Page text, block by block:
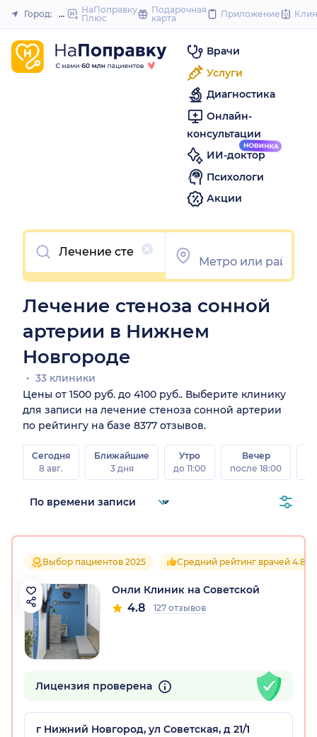
to
Закрыть
Город: Нижний Новгород
НаПоправку
Плюс
Подарочная
карта
Приложение
Врачи
Услуги
Диагностика
Онлайн-
консультации
ИИ-доктор
Психологи
Акции
Очистить
Лечение стеноза сонной
артерии в Нижнем
Новгороде
33 клиники
Цены от 1500 руб. до 4100 руб.. Выберите клинику
для записи на лечение стеноза сонной артерии
по рейтингу на базе 8377 отзывов.
Сегодня
8 авг.
Ближайшие
3 дня
Утро
до 11:00
Вечер
после 18:00
Выбор пациентов 2025 Средний рейтинг врачей 4.8
Онли Клиник на Советской
4.8 127 отзывов
Лицензия проверена
г Нижний Новгород, ул Советская, д 21/1